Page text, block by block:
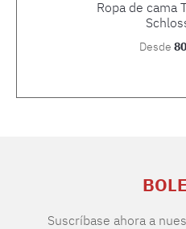
Ropa de cama
Precio
Desde
Suscríbase ahora a